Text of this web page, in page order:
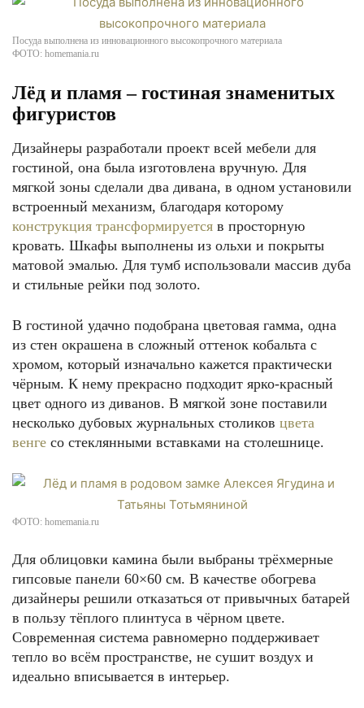
Посуда выполнена из инновационного высокопрочного материала
ФОТО: homemania.ru
Лёд и пламя – гостиная знаменитых
фигуристов
Дизайнеры разработали проект всей мебели для
гостиной, она была изготовлена вручную. Для
мягкой зоны сделали два дивана, в одном установили
встроенный механизм, благодаря которому
конструкция трансформируется в просторную
кровать. Шкафы выполнены из ольхи и покрыты
матовой эмалью. Для тумб использовали массив дуба
и стильные рейки под золото.
В гостиной удачно подобрана цветовая гамма, одна
из стен окрашена в сложный оттенок кобальта с
хромом, который изначально кажется практически
чёрным. К нему прекрасно подходит ярко-красный
цвет одного из диванов. В мягкой зоне поставили
несколько дубовых журнальных столиков цвета
венге со стеклянными вставками на столешнице.
ФОТО: homemania.ru
Для облицовки камина были выбраны трёхмерные
гипсовые панели 60×60 см. В качестве обогрева
дизайнеры решили отказаться от привычных батарей
в пользу тёплого плинтуса в чёрном цвете.
Современная система равномерно поддерживает
тепло во всём пространстве, не сушит воздух и
идеально вписывается в интерьер.